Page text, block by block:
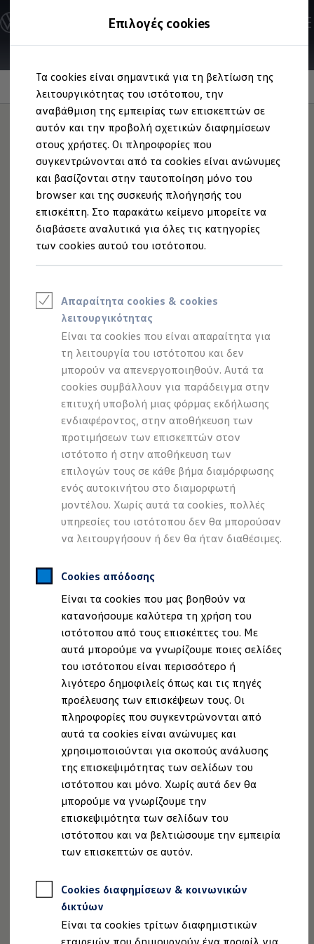
Επιλογές cookies
Τα cookies είναι σημαντικά για τη βελτίωση της
λειτουργικότητας του ιστότοπου, την
αναβάθμιση της εμπειρίας των επισκεπτών σε
αυτόν και την προβολή σχετικών διαφημίσεων
στους χρήστες. Οι πληροφορίες που
συγκεντρώνονται από τα cookies είναι ανώνυμες
και βασίζονται στην ταυτοποίηση μόνο του
browser και της συσκευής πλοήγησής του
επισκέπτη. Στο παρακάτω κείμενο μπορείτε να
διαβάσετε αναλυτικά για όλες τις κατηγορίες
των cookies αυτού του ιστότοπου.
Απαραίτητα cookies & cookies
λειτουργικότητας
Είναι τα cookies που είναι απαραίτητα για
τη λειτουργία του ιστότοπου και δεν
μπορούν να απενεργοποιηθούν. Αυτά τα
cookies συμβάλλουν για παράδειγμα στην
επιτυχή υποβολή μιας φόρμας εκδήλωσης
ενδιαφέροντος, στην αποθήκευση των
προτιμήσεων των επισκεπτών στον
ιστότοπο ή στην αποθήκευση των
επιλογών τους σε κάθε βήμα διαμόρφωσης
ενός αυτοκινήτου στο διαμορφωτή
μοντέλου. Χωρίς αυτά τα cookies, πολλές
υπηρεσίες του ιστότοπου δεν θα μπορούσαν
να λειτουργήσουν ή δεν θα ήταν διαθέσιμες.
Cookies απόδοσης
Είναι τα cookies που μας βοηθούν να
κατανοήσουμε καλύτερα τη χρήση του
ιστότοπου από τους επισκέπτες του. Με
αυτά μπορούμε να γνωρίζουμε ποιες σελίδες
του ιστότοπου είναι περισσότερο ή
λιγότερο δημοφιλείς όπως και τις πηγές
προέλευσης των επισκέψεων τους. Οι
πληροφορίες που συγκεντρώνονται από
αυτά τα cookies είναι ανώνυμες και
χρησιμοποιούνται για σκοπούς ανάλυσης
της επισκεψιμότητας των σελίδων του
ιστότοπου και μόνο. Χωρίς αυτά δεν θα
μπορούμε να γνωρίζουμε την
επισκεψιμότητα των σελίδων του
ιστότοπου και να βελτιώσουμε την εμπειρία
των επισκεπτών σε αυτόν.
Cookies διαφημίσεων & κοινωνικών
δικτύων
Είναι τα cookies τρίτων διαφημιστικών
εταιρειών που δημιουργούν ένα προφίλ για
στο
περιεχόμενο
στο
footer
Ανακαλύψτε τα Μοντέλα
Διαμορφώστε το Volkswagen σας
Επαγγελματικά Οχήματα Volkswagen
Ηλεκτρικά & eHybrid μοντέλα
Ηλεκτρικά μοντέλα
ID.3 Neo
Νέο ID. Polo
ID.4
ID.4 GTX
ID.5
ID.5 GTX
ID.7
ID.7 GTX
ID. Buzz
ID. Buzz Cargo
ID. CROSS
eHybrid μοντέλα
Golf GTE
Νέο Tayron ehybrid
e-Tools για ηλεκτρικά αυτοκίνητα
Προσομοιωτής αυτονομίας
Προσομοιωτής χρόνου φόρτισης
Προσομοιωτής κόστους φόρτισης
ID. Ενημερώσεις λογισμικού
We Charge - Υπηρεσία Φόρτισης
Εύρεση δημόσιων σημείων φόρτισης
ID. Charger
Ενημέρωση ID.
Πλατφόρμα MEB
Μύθοι & Αλήθειες για την ηλεκτροκίνηση
Πού μπορώ να φορτίσω;
Πόσο μακριά μπορώ να φτάσω;
Πώς μπορώ να πληρώσω;
Πώς μπορώ να φορτίσω;
Η αντλία θερμότητας στα ID.
Η λειτουργία ανάκτησης ενέργειας κατά την
Το σύστημα πέδησης στα ID.
Διαθέσιμα νέα και μεταχειρισμένα αυτοκίνητα
Διαθέσιμα νέα αυτοκίνητα
Χρηματοδότηση και Leasing
Volkswagen Easy Living
Χρηματοδότηση Auto Credit
Χρηματοδότηση Classic Credit
Καινοτόμες Τεχνολογίες
Ιδιοκτήτες και υπηρεσίες After Sales
myVolkswagen
Service και γνήσια ανταλλακτικά
Επιθεώρηση & ΚΤΕΟ
Επισκευές & έλεγχοι
Λιπαντικά κινητήρα και υγρά
Τροχοί και ελαστικά
Οδική Βοήθεια
Volkswagen Service
Ανταλλακτικά Volkswagen
Γνήσια αξεσουάρ Volkswagen
Γνήσια αξεσουάρ Volkswagen ειδικά για κάθε
Εσωτερική και εξωτερική προστασία
Λύσεις μεταφοράς και αποσκευών
Ψυχαγωγία και ηλεκτρονικές συσκευές
Εξατομίκευση
Επιτοίχιος σταθμός φόρτισης και καλώδια
Συλλογές Lifestyle
Εφαρμογές Volkswagen, σύνδεση και
Σύνδεση κινητού τηλεφώνου και οχήματος
We Charge - Υπηρεσία Φόρτισης
Πληροφορίες Πελάτη
Information
Εξασφαλίστεένα + για
το όχημά σας
Τα Ελαστικά+ εξελίσσονται και δοκιμάζονται σε
συνεργασία με κορυφαίους κατασκευαστές ελαστικών,
ειδικά για μοντέλα Volkswagen– για αισθητή αύξηση της
αποδοτικότητας. Τα ελαστικά με σήμανση κατασκευαστή
μπορούν να αναγνωριστούν από τον λεγόμενο κωδικό OE
– το "OE" σημαίνει Original Equipment. Μπορείτε να
αναγνωρίσετε τα γνήσια Ελαστικά+ Volkswagen
σύμβολο «+» στο πλευρικό τοίχωμα του ελαστικού.
Διατίθενται τόσο για μοντέλα με κινητήρα εσωτερικής
καύσης όσο και για ηλεκτρικά οχήματα, όπως το ID.4
Κλείστε ραντεβού για Service
Πλεονεκτήματα για μοντέλαVolkswagenμε
κινητήρα εσωτερικής καύσης:
Βελτιωμένα χαρακτηριστικά δυναμικής
οδήγησης, ασφάλειας και άνεσης, χάρη στα
ελαστικά που είναι ειδικά προσαρμοσμένα για
το μοντέλο Volkswagen
Υψηλή χιλιομετρική απόδοση και οδηγική
ευστάθεια, χάρη στη βελτιστοποιημένη δομή
των ελαστικών και τον ειδικό συνδυασμό
υλικών
Μειωμένες εκπομπές προσαρμόζοντας το
μοντέλου
Η χρήση της τεχνολογίας στεγανοποίησης
AirStop®, στο εσωτερικό των ελαστικών, σας